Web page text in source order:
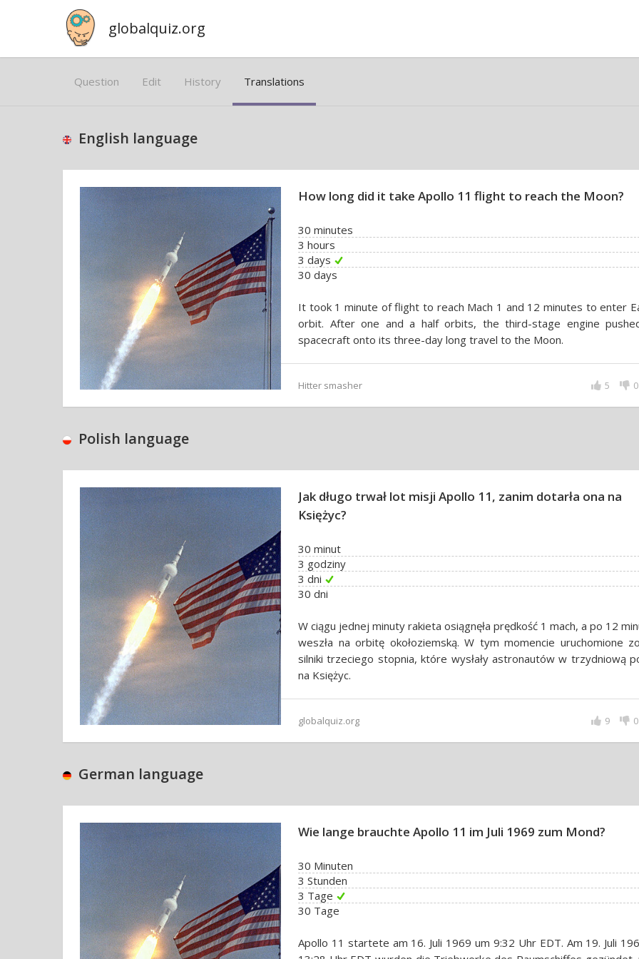
globalquiz.org
Question Edit History Translations
English language
How long did it take Apollo 11 flight to reach the Moon?
30 minutes
3 hours
3 days
30 days
It took 1 minute of flight to reach Mach 1 and 12 minutes to enter
orbit. After one and a half orbits, the third-stage engine
spacecraft onto its three-day long travel to the Moon.
Hitter smasher 0
5
Polish language
Jak długo trwał lot misji Apollo 11, zanim dotarła ona na
Księżyc?
30 minut
3 godziny
3 dni
30 dni
W ciągu jednej minuty rakieta osiągnęła prędkość 1 mach, a po 12
weszła na orbitę okołoziemską. W tym momencie uruchomione
silniki trzeciego stopnia, które wysłały astronautów w trzydniową
na Księżyc.
globalquiz.org 0
9
German language
Wie lange brauchte Apollo 11 im Juli 1969 zum Mond?
30 Minuten
3 Stunden
3 Tage
30 Tage
Apollo 11 startete am 16. Juli 1969 um 9:32 Uhr EDT. Am 19. Juli